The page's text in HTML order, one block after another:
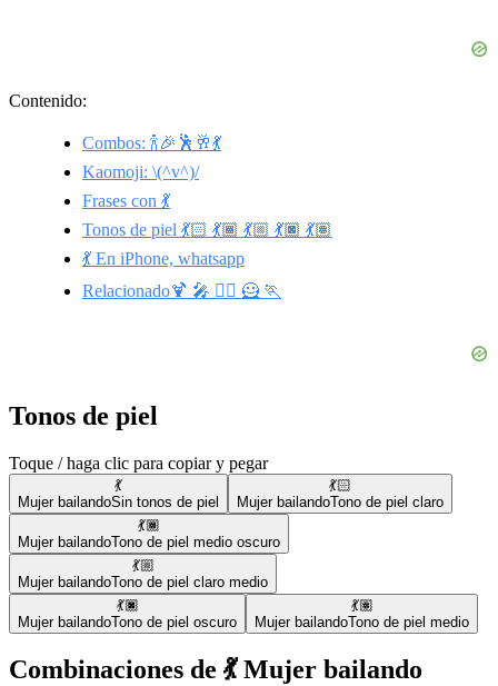
Contenido:
Combos: 🍾🎉🕺🥂💃
Kaomoji: \(^v^)/
Frases con 💃
Tonos de piel 💃🏻 💃🏾 💃🏼 💃🏿 💃🏽
💃 En iPhone, whatsapp
Relacionado🍹 🎤 🧘‍♀️ 🦸 🏃
Tonos de piel
Toque / haga clic para copiar y pegar
💃
Mujer bailandoSin tonos de piel
💃🏻
Mujer bailandoTono de piel claro
💃🏾
Mujer bailandoTono de piel medio oscuro
💃🏼
Mujer bailandoTono de piel claro medio
💃🏿
Mujer bailandoTono de piel oscuro
💃🏽
Mujer bailandoTono de piel medio
Combinaciones de 💃 Mujer bailando